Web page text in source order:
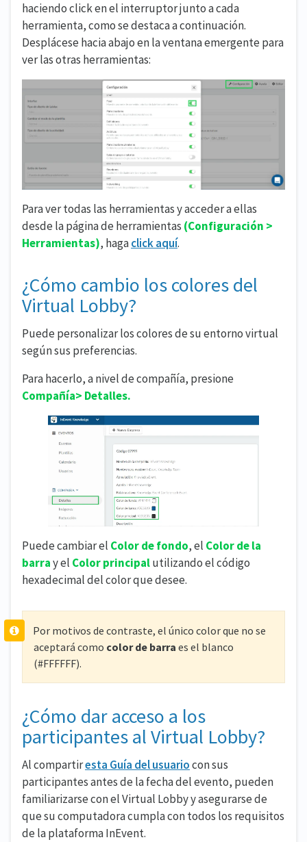
haciendo click en el interruptor junto a cada
herramienta, como se destaca a continuación.
Desplácese hacia abajo en la ventana emergente para
ver las otras herramientas:
Para ver todas las herramientas y acceder a ellas
desde la página de herramientas (Configuración >
Herramientas), hagaclick aquí.
¿Cómo cambio los colores del
Virtual Lobby?
Puede personalizar los colores de su entorno virtual
según sus preferencias.
Para hacerlo, a nivel de compañía, presione
Compañía> Detalles.
Puede cambiar el Color de fondo, el Color de la
barray el Color principalutilizando el código
hexadecimal del color que desee.
Por motivos de contraste, el único color que no se
aceptará como color de barra es el blanco
(#FFFFFF).
¿Cómo dar acceso a los
participantes al Virtual Lobby?
Al compartiresta Guía del usuariocon sus
participantes antes de la fecha del evento, pueden
familiarizarse con el Virtual Lobby y asegurarse de
que su computadora cumpla con todos los requisitos
de la plataforma InEvent.